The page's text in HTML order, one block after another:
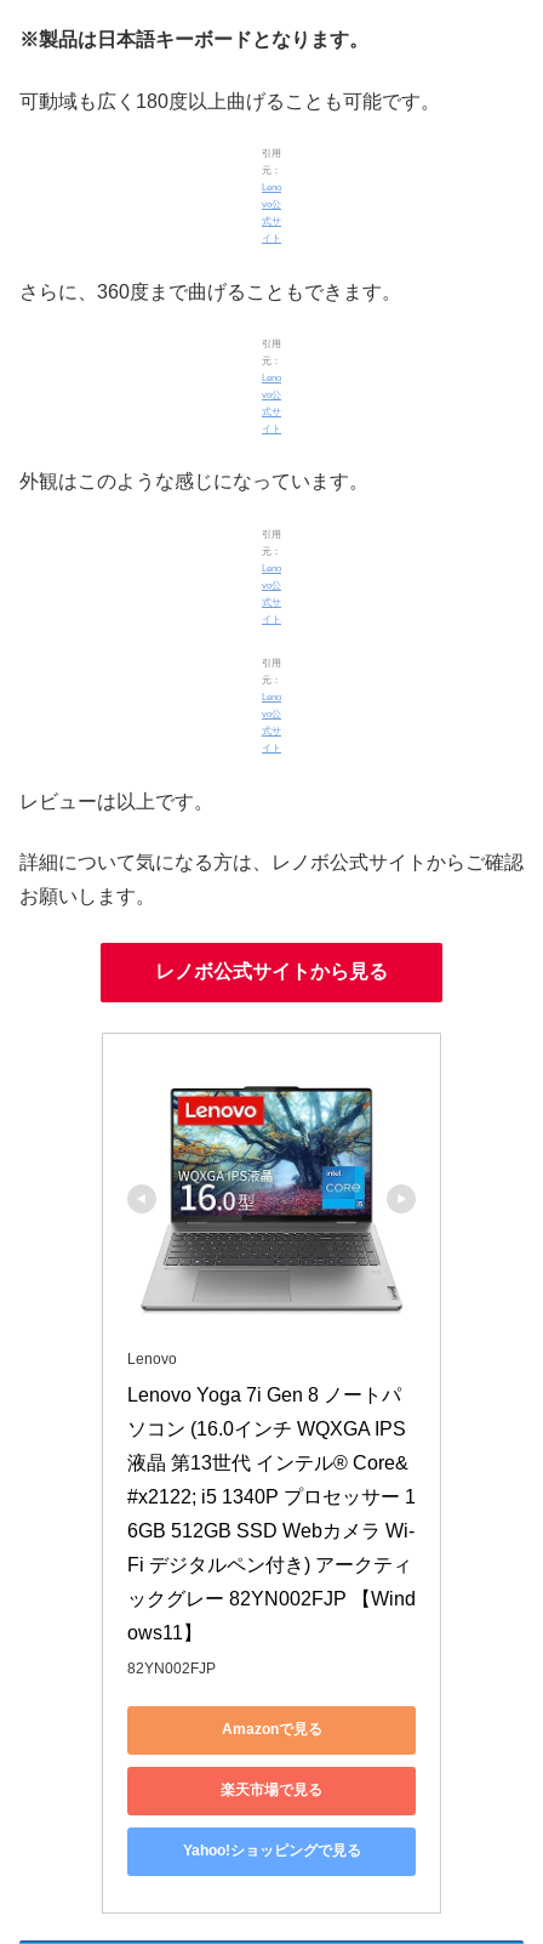
※製品は日本語キーボードとなります。
可動域も広く180度以上曲げることも可能です。
引用
元：
Leno
vo公
式サ
イト
さらに、360度まで曲げることもできます。
引用
元：
Leno
vo公
式サ
イト
外観はこのような感じになっています。
引用
元：
Leno
vo公
式サ
イト
引用
元：
Leno
vo公
式サ
イト
レビューは以上です。
詳細について気になる方は、レノボ公式サイトからご確認
お願いします。
レノボ公式サイトから見る
Lenovo
Lenovo Yoga 7i Gen 8 ノートパ
ソコン (16.0インチ WQXGA IPS
液晶 第13世代 インテル® Core&
#x2122; i5 1340P プロセッサー 1
6GB 512GB SSD Webカメラ Wi-
Fi デジタルペン付き) アークティ
ックグレー 82YN002FJP 【Wind
ows11】
82YN002FJP
Amazonで見る
楽天市場で見る
Yahoo!ショッピングで見る